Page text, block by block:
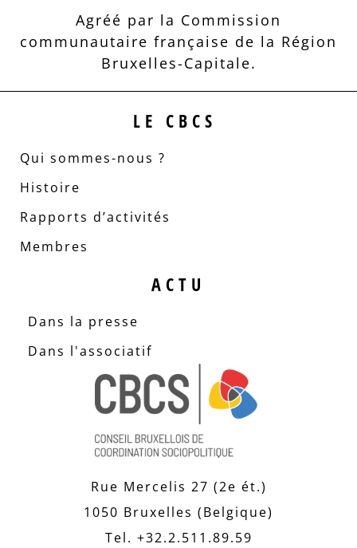
Agréé par la Commission
communautaire française de la Région
Bruxelles-Capitale.
LE CBCS
Qui sommes-nous ?
Histoire
Rapports d’activités
Membres
ACTU
Dans la presse
Dans l'associatif
Rue Mercelis 27 (2e ét.)
1050 Bruxelles (Belgique)
Tel. +32.2.511.89.59